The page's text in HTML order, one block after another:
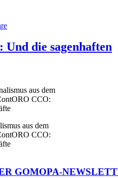
die sagenhaften
aus dem
CCO:
GOMOPA-